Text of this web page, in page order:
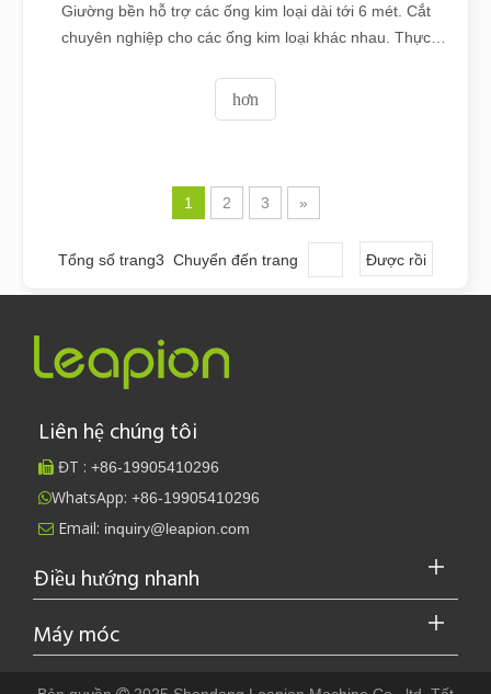
Giường bền hỗ trợ các ống kim loại dài tới 6 mét. Cắt
chuyên nghiệp cho các ống kim loại khác nhau. Thực
cắt mịn không có gờ. Email:md1@leapion.comWeb:www.
leapion.comĐể biết thêm chi tiết, xin chào mừng bạn
hơn
1 2 3 »
Tổng số trang3 Chuyển đến trang Được rồi
Liên hệ chúng tôi
 ĐT : +86-19905410296
WhatsApp: +86-19905410296
 Email: inquiry@leapion.com
Điều hướng nhanh
Máy móc